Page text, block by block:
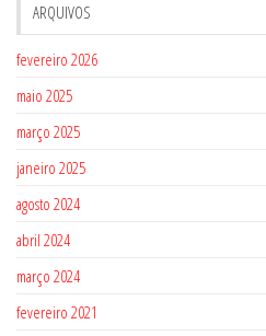
ARQUIVOS
fevereiro 2026
maio 2025
março 2025
janeiro 2025
agosto 2024
abril 2024
março 2024
fevereiro 2021